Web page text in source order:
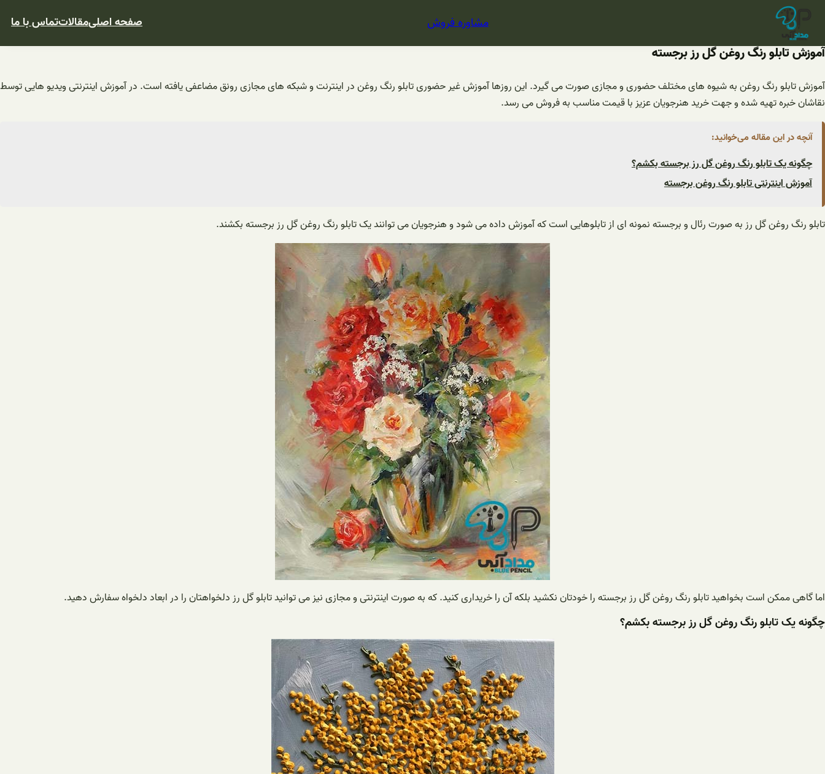
محتوا
مشاوره فروش صفحه اصلیمقالاتتماس با ما
آموزش تابلو رنگ روغن گل رز برجسته
آموزش تابلو رنگ روغن به شیوه های مختلف حضوری و مجازی صورت می گیرد. این روزها آموزش غیر حضوری تابلو رنگ روغن در اینترنت و شبکه های مجازی رونق مضاعفی یافته است. در آموزش اینترنتی ویدیو هایی توسط
نقاشان خبره تهیه شده و جهت خرید هنرجویان عزیز با قیمت مناسب به فروش می رسد.
آنچه در این مقاله می‌خوانید:
چگونه یک تابلو رنگ روغن گل رز برجسته بکشم؟
آموزش اینترنتی تابلو رنگ روغن برجسته
تابلو رنگ روغن گل رز به صورت رئال و برجسته نمونه ای از تابلوهایی است که آموزش داده می شود و هنرجویان می توانند یک تابلو رنگ روغن گل رز برجسته بکشند.
اما گاهی ممکن است بخواهید تابلو رنگ روغن گل رز برجسته را خودتان نکشید بلکه آن را خریداری کنید. که به صورت اینترنتی و مجازی نیز می توانید تابلو گل رز دلخواهتان را در ابعاد دلخواه سفارش دهید.
چگونه یک تابلو رنگ روغن گل رز برجسته بکشم؟